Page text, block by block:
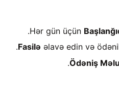
Hər gün üçün
Fasilə əlavə edin və
Ödəniş